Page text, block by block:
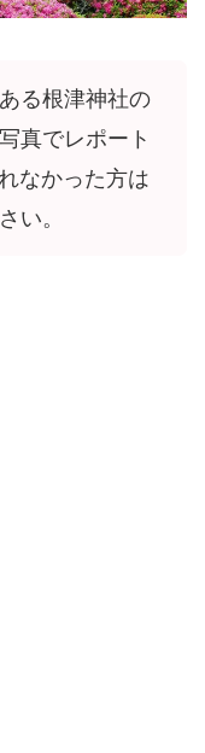
る根津神社の
真でレポート
なかった方は
い。